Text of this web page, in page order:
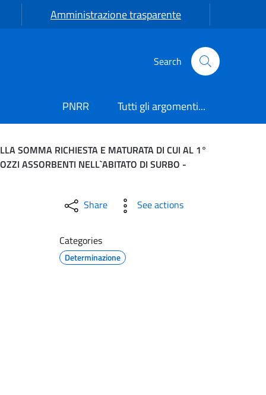
Amministrazione trasparente
Search
PNRR Tutti gli argomenti...
SOMMA RICHIESTA E MATURATA DI CUI AL 1°
ASSORBENTI NELL`ABITATO DI SURBO -
FATTURA N. 23/2024
Share See actions
Categories
Determinazione